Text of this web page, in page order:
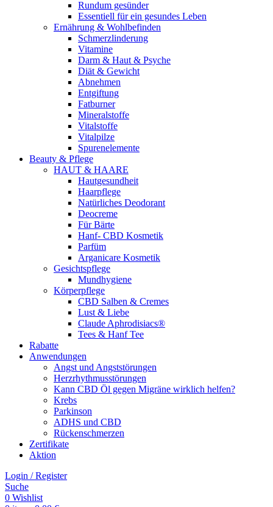
Rundum gesünder
Essentiell für ein gesundes Leben
Ernährung & Wohlbefinden
Schmerzlinderung
Vitamine
Darm & Haut & Psyche
Diät & Gewicht
Abnehmen
Entgiftung
Fatburner
Mineralstoffe
Vitalstoffe
Vitalpilze
Spurenelemente
Beauty & Pflege
HAUT & HAARE
Hautgesundheit
Haarpflege
Natürliches Deodorant
Deocreme
Für Bärte
Hanf- CBD Kosmetik
Parfüm
Arganicare Kosmetik
Gesichtspflege
Mundhygiene
Körperpflege
CBD Salben & Cremes
Lust & Liebe
Claude Aphrodisiacs®
Tees & Hanf Tee
Rabatte
Anwendungen
Angst und Angststörungen
Herzrhythmusstörungen
Kann CBD Öl gegen Migräne wirklich helfen?
Krebs
Parkinson
ADHS und CBD
Rückenschmerzen
Zertifikate
Aktion
Login / Register
Suche
0 Wishlist